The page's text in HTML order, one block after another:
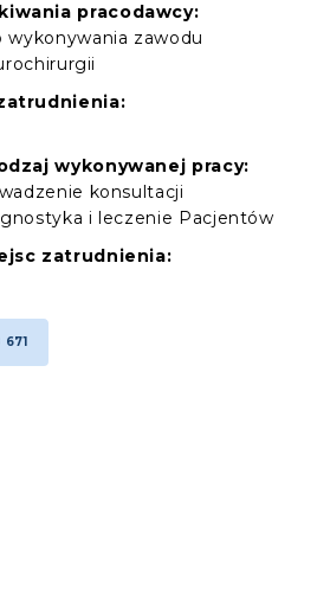
pracodawcy:
wykonywania zawodu
wykonywanej pracy:
konsultacji
i leczenie Pacjentów
zatrudnienia:
671